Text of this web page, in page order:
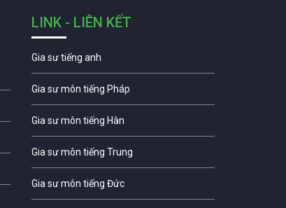
LINK - LIÊN KẾT
Gia sư tiếng anh
Gia sư môn tiếng Pháp
Gia sư môn tiếng Hàn
Gia sư môn tiếng Trung
Gia sư môn tiếng Đức